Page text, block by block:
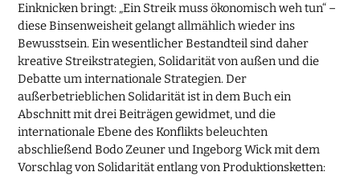
Einknicken bringt: „Ein Streik muss ökonomisch weh tun“ –
diese Binsenweisheit gelangt allmählich wieder ins
Bewusstsein. Ein wesentlicher Bestandteil sind daher
kreative Streikstrategien, Solidarität von außen und die
Debatte um internationale Strategien. Der
außerbetrieblichen Solidarität ist in dem Buch ein
Abschnitt mit drei Beiträgen gewidmet, und die
internationale Ebene des Konflikts beleuchten
abschließend Bodo Zeuner und Ingeborg Wick mit dem
Vorschlag von Solidarität entlang von Produktionsketten: